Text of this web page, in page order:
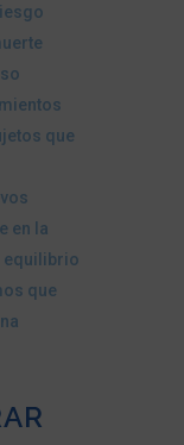
que
en la
equilibrio
que